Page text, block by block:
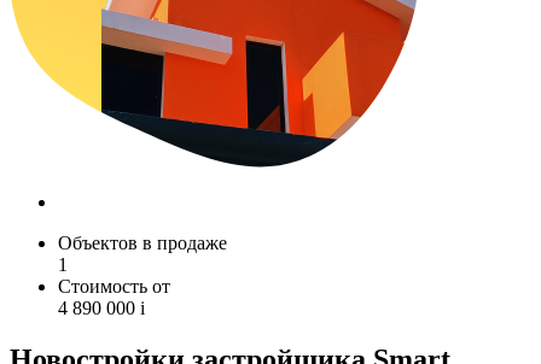
Объектов в продаже
1
Стоимость от
4 890 000 i